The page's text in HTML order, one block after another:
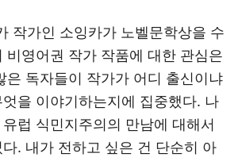
작가인 소잉카가 노벨문학상을 수
비영어권 작가 작품에 대한 관심은
은 독자들이 작가가 어디 출신이냐
을 이야기하는지에 집중했다. 나
럽 식민지주의의 만남에 대해서
. 내가 전하고 싶은 건 단순히 아